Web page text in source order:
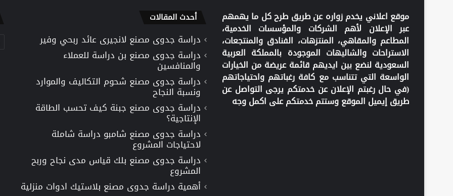
موقع اعلاني يخدم زواره عن طريق طرح كل ما يهمهم
عبر الإعلان لأهم الشركات والمؤسسات الخدمية،
المطاعم والمقاهي، المنتزهات، الفنادق والمنتجعات،
الاستراحات والشاليهات الموجودة بالمملكة العربية
السعودية لنضع بين ايديهم قائمة عريضة من الخيارات
الواسعة التي تتناسب مع كافة رغباتهم واحتياجاتهم
(في حال رغبتم الإعلان عن خدمتكم يرجى التواصل عن
طريق إيميل الموقع وستتم خدمتكم على اكمل وجه
أحدث المقالات
دراسة جدوى مصنع لانجيرى عائد ربحي وفير
دراسة جدوى مصنع بن دراسة للعملاء
والمنافسين
دراسة جدوى مصنع شحوم التكاليف والموارد
ونسبة النجاح
دراسة جدوى مصنع جبنة كيف تحسب الطاقة
الإنتاجية؟
دراسة جدوى مصنع شامبو دراسة شاملة
لاحتياجات المشروع
دراسة جدوى مصنع بلك قياس مدى نجاح وربح
المشروع
أهمية دراسة جدوى مصنع بلاستيك ادوات منزلية